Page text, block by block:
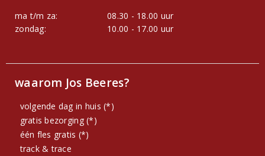
ma t/m za:
08.30 - 18.00 uur
zondag:
10.00 - 17.00 uur
waarom Jos Beeres?
volgende dag in huis (*)
gratis bezorging (*)
één fles gratis (*)
track & trace